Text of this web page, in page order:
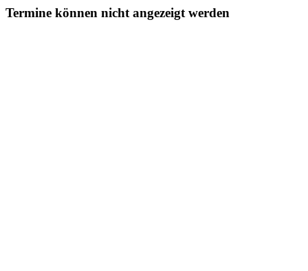
Termine können nicht angezeigt werden